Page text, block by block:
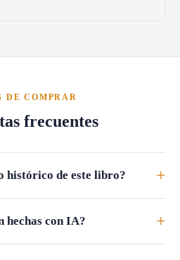
DE COMPRAR
frecuentes
histórico de este libro? +
hechas con IA? +